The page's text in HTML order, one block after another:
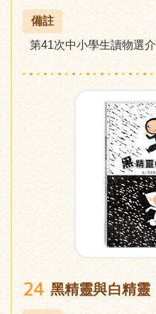
備註
第41次中小學生讀物選介
24 黑精靈與白精靈